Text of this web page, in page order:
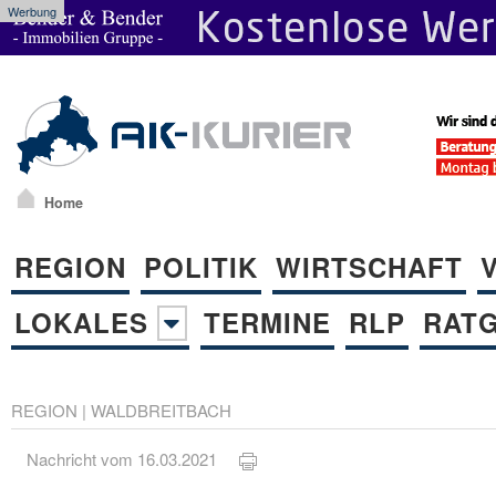
Werbung
Home
REGION POLITIK WIRTSCHAFT
LOKALES
TERMINE RLP
REGION | WALDBREITBACH
Nachricht vom 16.03.2021